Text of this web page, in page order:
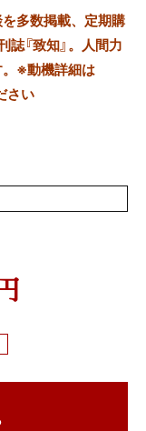
多数掲載、定期購
『致知』。人間力
。※動機詳細は
さい